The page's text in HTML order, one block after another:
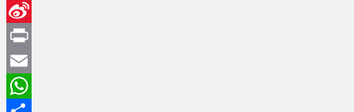
WeChat
Sina
Weibo
Print
Email